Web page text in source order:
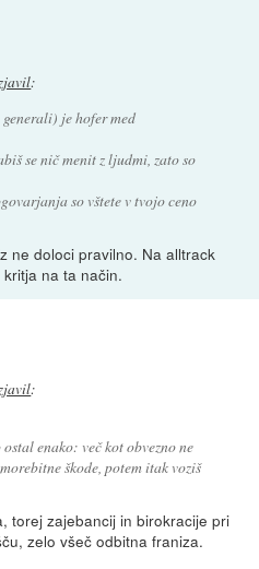
:
je hofer med
se nič menit z ljudmi, zato so
so vštete v tvojo ceno
ne doloci pravilno. Na alltrack
na ta način.
:
enako: več kot obvezno ne
škode, potem itak voziš
torej zajebancij in birokracije pri
zelo všeč odbitna franiza.